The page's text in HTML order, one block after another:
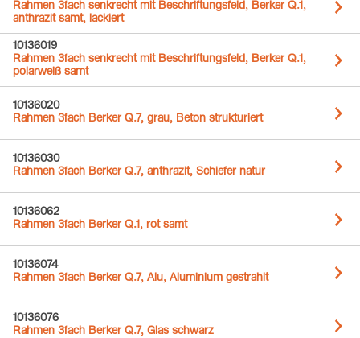
Rahmen 3fach senkrecht mit Beschriftungsfeld, Berker Q.1,
anthrazit samt, lackiert
10136019
Rahmen 3fach senkrecht mit Beschriftungsfeld, Berker Q.1,
polarweiß samt
10136020
Rahmen 3fach Berker Q.7, grau, Beton strukturiert
10136030
Rahmen 3fach Berker Q.7, anthrazit, Schiefer natur
10136062
Rahmen 3fach Berker Q.1, rot samt
10136074
Rahmen 3fach Berker Q.7, Alu, Aluminium gestrahlt
10136076
Rahmen 3fach Berker Q.7, Glas schwarz